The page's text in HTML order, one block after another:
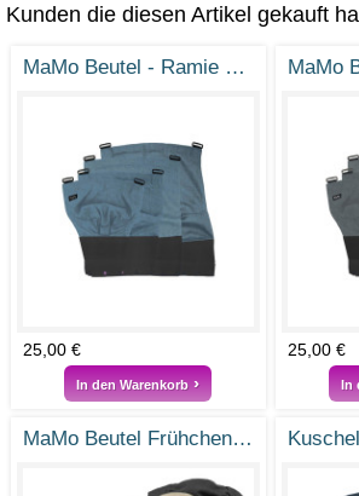
Kunden die diesen Artikel gekauft
MaMo Beutel - Ramie Rauchblau
25,00 €
In den Warenkorb
MaMo
25,00 €
In
MaMo Beutel Frühchen / Frühchenbeutel - Größe 0 - 38-50 Kuschelige